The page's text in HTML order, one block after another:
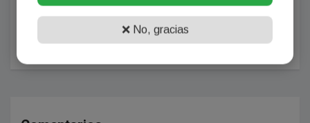
Convocan a escuelas y colegios de
toda la provincia a participar de "La
UNSE Abre sus Puertas"
❌ No, gracias